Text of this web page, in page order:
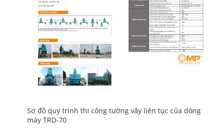
Sơ đồ quy trình thi công tường vây liên tục của dòng
máy TRD-70